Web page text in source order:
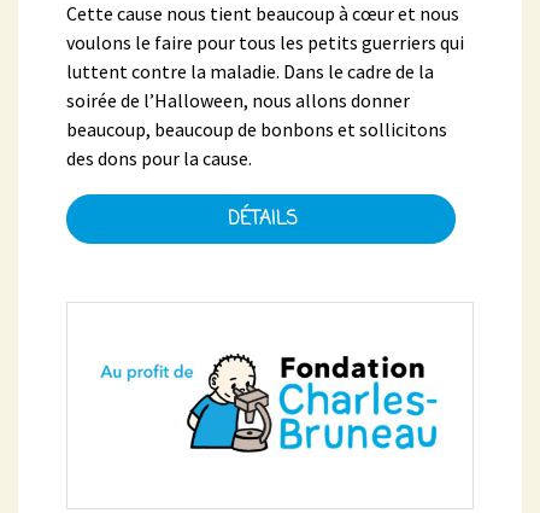
Cette cause nous tient beaucoup à cœur et nous
voulons le faire pour tous les petits guerriers qui
luttent contre la maladie. Dans le cadre de la
soirée de l’Halloween, nous allons donner
beaucoup, beaucoup de bonbons et sollicitons
des dons pour la cause.
DÉTAILS